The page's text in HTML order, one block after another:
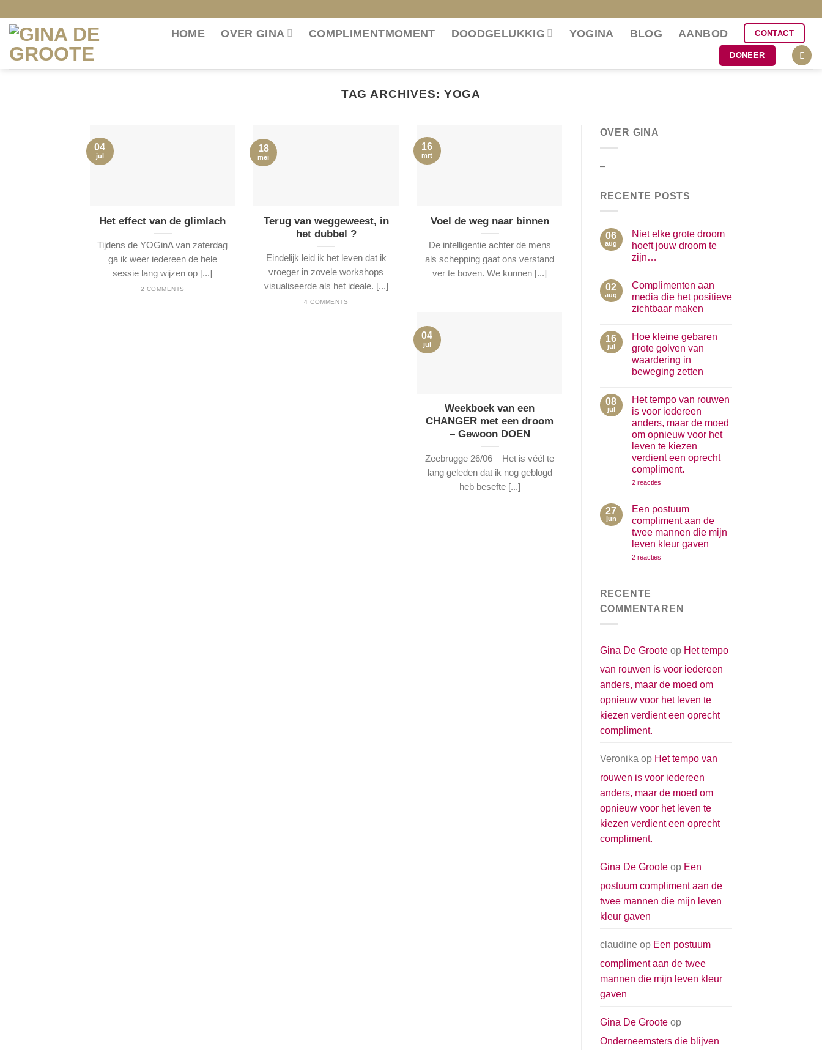
to
content
HOME OVER GINA COMPLIMENTMOMENT DOODGELUKKIG YOGINA BLOG AANBOD CONTACT
DONEER
TAG ARCHIVES: YOGA
Het effect van de glimlach
Tijdens de YOGinA van zaterdag
ga ik weer iedereen de hele
sessie lang wijzen op [...]
2 COMMENTS
04
jul
Terug van weggeweest, in
het dubbel ?
Eindelijk leid ik het leven dat ik
vroeger in zovele workshops
visualiseerde als het ideale. [...]
4 COMMENTS
18
mei
Voel de weg naar binnen
De intelligentie achter de mens
als schepping gaat ons verstand
ver te boven. We kunnen [...]
16
mrt
Weekboek van een
CHANGER met een droom
– Gewoon DOEN
Zeebrugge 26/06 – Het is véél te
lang geleden dat ik nog geblogd
heb besefte [...]
04
jul
OVER GINA
–
RECENTE POSTS
06
aug
Niet elke grote droom
hoeft jouw droom te
zijn…
op
elke
grote
jouw
droom
te
zijn…
02
aug
Complimenten aan
media die het positieve
zichtbaar maken
op
Complimenten
aan
media
die
het
maken
16
jul
Hoe kleine gebaren
grote golven van
waardering in
beweging zetten
op
Hoe
kleine
gebaren
grote
golven
van
waardering
in
beweging
zetten
08
jul
Het tempo van rouwen
is voor iedereen
anders, maar de moed
om opnieuw voor het
leven te kiezen
verdient een oprecht
compliment.
2 reactiesop
van
rouwen
is
voor
iedereen
anders,
de
leven
oprecht
compliment.
27
jun
Een postuum
compliment aan de
twee mannen die mijn
leven kleur gaven
2 reactiesop
twee
mannen
gaven
RECENTE
COMMENTAREN
Gina De Grooteop Het tempo
van rouwen is voor iedereen
anders, maar de moed om
opnieuw voor het leven te
kiezen verdient een oprecht
compliment.
Veronika op Het tempo van
rouwen is voor iedereen
anders, maar de moed om
opnieuw voor het leven te
kiezen verdient een oprecht
compliment.
Gina De Grooteop Een
postuum compliment aan de
twee mannen die mijn leven
kleur gaven
claudine op Een postuum
compliment aan de twee
mannen die mijn leven kleur
gaven
Gina De Grooteop
Onderneemsters die blijven